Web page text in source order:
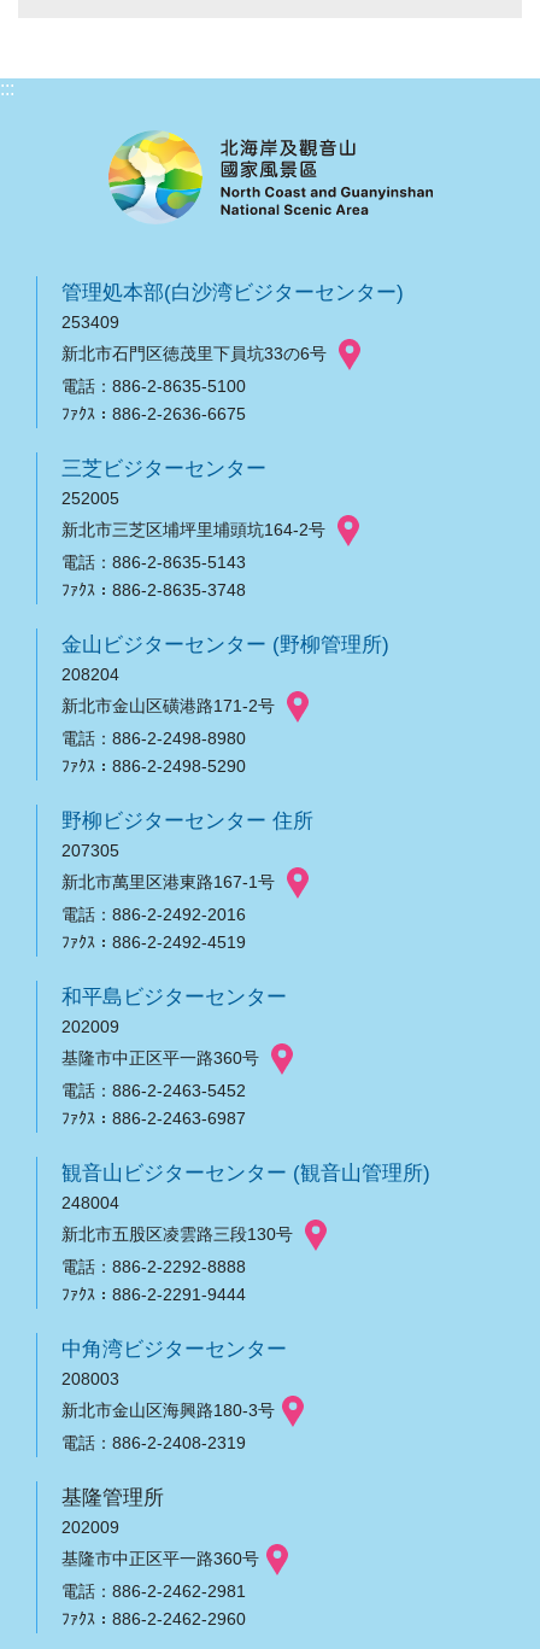
:::
管理処本部(白沙湾ビジターセンター)
253409
新北市石門区徳茂里下員坑33の6号
電話：886-2-8635-5100
ﾌｧｸｽ：886-2-2636-6675
三芝ビジターセンター
252005
新北市三芝区埔坪里埔頭坑164-2号
電話：886-2-8635-5143
ﾌｧｸｽ：886-2-8635-3748
金山ビジターセンター (野柳管理所)
208204
新北市金山区磺港路171-2号
電話：886-2-2498-8980
ﾌｧｸｽ：886-2-2498-5290
野柳ビジターセンター 住所
207305
新北市萬里区港東路167-1号
電話：886-2-2492-2016
ﾌｧｸｽ：886-2-2492-4519
和平島ビジターセンター
202009
基隆市中正区平一路360号
電話：886-2-2463-5452
ﾌｧｸｽ：886-2-2463-6987
観音山ビジターセンター (観音山管理所)
248004
新北市五股区凌雲路三段130号
電話：886-2-2292-8888
ﾌｧｸｽ：886-2-2291-9444
中角湾ビジターセンター
208003
新北市金山区海興路180-3号
電話：886-2-2408-2319
基隆管理所
202009
基隆市中正区平一路360号
電話：886-2-2462-2981
ﾌｧｸｽ：886-2-2462-2960